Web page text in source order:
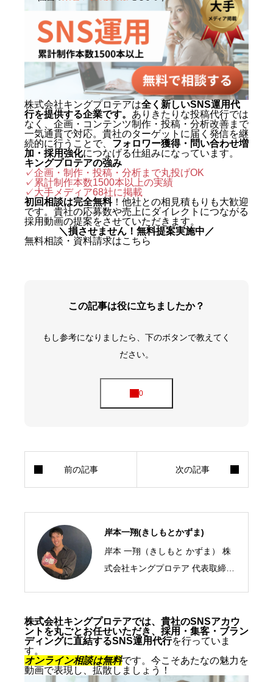
株式会社キングプロテアは全く新しいSNS運用代
行を提供する企業です。 ありきたりな投稿代行では
なく、企画・コンテンツ制作・投稿・分析改善まで
一気通貫で対応。貴社のターゲットに届く発信を継
続的に行うことで、 フォロワー獲得・問い合わせ増
加・採用強化につなげる仕組みになっています。
キングプロテアの強み
✓企画・制作・投稿・分析まで丸投げOK
✓累計制作本数1500本以上の実績
✓大手メディア68社に掲載
初回相談は完全無料！他社との相見積もりも大歓迎
です。貴社の応募数や売上にダイレクトにつながる
採用動画の提案をさせていただきます。
＼損させません！無料提案実施中／
無料相談・資料請求はこちら
この記事は役に立ちましたか？
もし参考になりましたら、下のボタンで教えてく
ださい。
岸本一翔(きしもとかずま)
岸本 一翔（きしもと かずま） 株
式会社キングプロテア 代表取締役
市生まれ。10代からSNSマーケテ
ィングの最前線に立ち、ショート
動画を軸にした集客・ブランディ
ングを専門とする。SNS運用代行
株式会社キングプロテアでは、貴社のSNSアカウ
ントを丸ごとお任せいただき、採用・集客・ブラン
ディングに直結するSNS運用代行を行っていま
す。
オンライン相談は無料です。今こそあたなの魅力を
動画で表現し、拡散しましょう！